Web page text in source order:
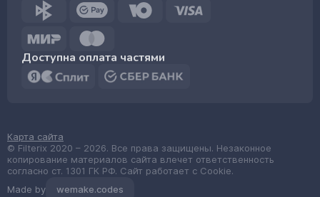
Доступна оплата частями
© Filterix 2020 – 2026. Все права защищены. Незаконное
копирование материалов сайта влечет ответственность
согласно ст. 1301 ГК РФ. Сайт работает с Cookie.
Карта сайта
Made by wemake.codes